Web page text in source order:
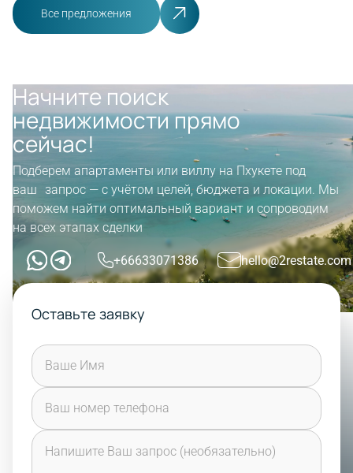
Все предложения
Начните поиск
недвижимости прямо
сейчас!
Подберем апартаменты или виллу на Пхукете под
ваш запрос — с учётом целей, бюджета и локации. Мы
поможем найти оптимальный вариант и сопроводим
на всех этапах сделки
+66633071386 hello@2restate.com
Оставьте заявку